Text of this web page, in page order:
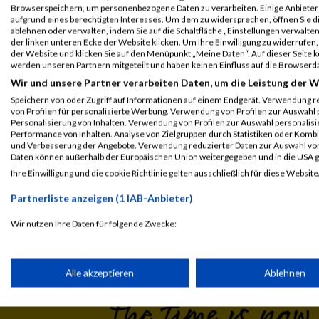
Athlon Mixed Team
Legende:
GPos = Geschlechter Position, KPos = Kategorie Position, TPos
Disqualifiziert
Laufsport Anmeldung
Browserspeichern, um personenbezogene Daten zu verarbeiten. Einige
aufgrund eines berechtigten Interesses. Um dem zu widersprechen, öffnen Sie
ablehnen oder verwalten, indem Sie auf die Schaltfläche „Einstellungen
der linken unteren Ecke der Website klicken. Um Ihre Einwilligung zu
der Website und klicken Sie auf den Menüpunkt „Meine Daten“. Auf dieser
werden unseren Partnern mitgeteilt und haben keinen Einfluss auf die
Wir und unsere Partner verarbeiten Daten, um die Leistung der
Speichern von oder Zugriff auf Informationen auf einem Endgerät. Verwendung
von Profilen für personalisierte Werbung. Verwendung von Profilen zur
Personalisierung von Inhalten. Verwendung von Profilen zur Auswahl
Performance von Inhalten. Analyse von Zielgruppen durch Statistiken oder
und Verbesserung der Angebote. Verwendung reduzierter Daten zur Auswahl
Daten können außerhalb der Europäischen Union weitergegeben und in die USA
Ihre Einwilligung und die cookie Richtlinie gelten ausschließlich für diese
Partnerliste anzeigen (1 IAB-Anbieter)
Wir nutzen Ihre Daten für folgende Zwecke:
Speichern von oder Zugriff auf Informationen auf einem
Verwendung reduzierter Daten zur Auswahl von
Alle akzeptieren Ablehnen